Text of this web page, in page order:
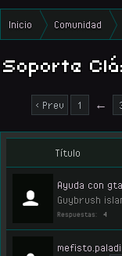
Inicio Comunidad
Soporte
< Prev 1 ←
Título
Ayuda con
Guybrush
Respuestas: 4